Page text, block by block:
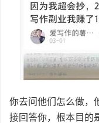
你去问他们怎么做，
接回答你，根本目的